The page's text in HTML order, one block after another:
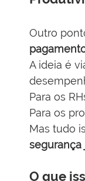
Outro
A ideia é
Para os
Para os
Mas tudo
segurança
O que